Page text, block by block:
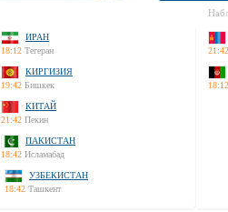
ИРАН
18:12 Тегеран
КИРГИЗИЯ
19:42 Бишкек
КИТАЙ
21:42 Пекин
ПАКИСТАН
18:42 Исламабад
УЗБЕКИСТАН
18:42 Ташкент
21:42
18:12